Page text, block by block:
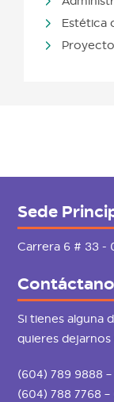
Estética
Sede
Carrera 6 # 33 -
Si tienes alguna
quieres
(604) 789 9888
(604) 788 7768